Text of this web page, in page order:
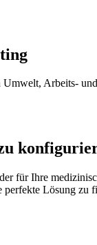
Arbeits-
für Ihre
perfekte Lösung zu